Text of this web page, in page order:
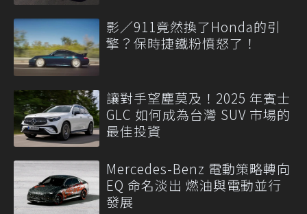
影／911竟然換了Honda的引
擎？保時捷鐵粉憤怒了！
讓對手望塵莫及！2025 年賓士
GLC 如何成為台灣 SUV 市場的
最佳投資
Mercedes-Benz 電動策略轉向
EQ 命名淡出 燃油與電動並行
發展